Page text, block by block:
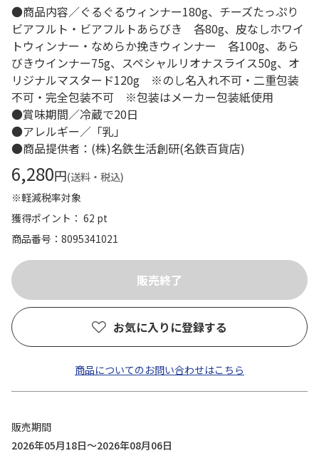
●商品内容／ぐるぐるウィンナー180g、チーズたっぷり
ビアフルト・ビアフルトあらびき 各80g、皮なしホワイ
トウィンナー・なめらか挽きウィンナー 各100g、あら
びきウインナー75g、スペシャルリオナスライス50g、オ
リジナルマスタード120g ※のし名入れ不可・二重包装
不可・完全包装不可 ※包装はメーカー包装紙使用
●賞味期間／冷蔵で20日
●アレルギー／「乳」
●商品提供者：(株)名鉄生活創研(名鉄百貨店)
6,280円(送料・税込)
※軽減税率対象
獲得ポイント： 62 pt
商品番号
8095341021
お気に入りに登録する
商品についてのお問い合わせはこちら
販売期間
2026年05月18日～2026年08月06日